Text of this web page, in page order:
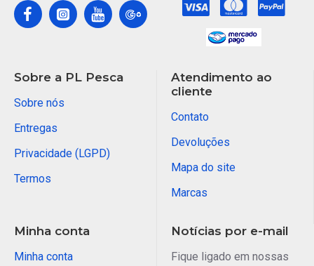
Sobre a PL Pesca
Sobre nós
Entregas
Privacidade (LGPD)
Termos
Atendimento ao
cliente
Contato
Devoluções
Mapa do site
Marcas
Minha conta
Minha conta
Notícias por e-mail
Fique ligado em nossas